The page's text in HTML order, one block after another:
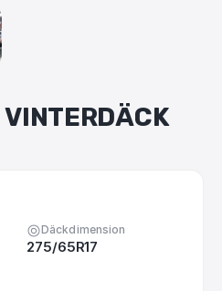
VINTERDÄCK
Däckdimension
275/65R17